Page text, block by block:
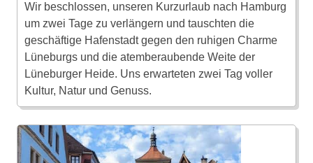
Wir beschlossen, unseren Kurzurlaub nach Hamburg
um zwei Tage zu verlängern und tauschten die
geschäftige Hafenstadt gegen den ruhigen Charme
Lüneburgs und die atemberaubende Weite der
Lüneburger Heide. Uns erwarteten zwei Tag voller
Kultur, Natur und Genuss.